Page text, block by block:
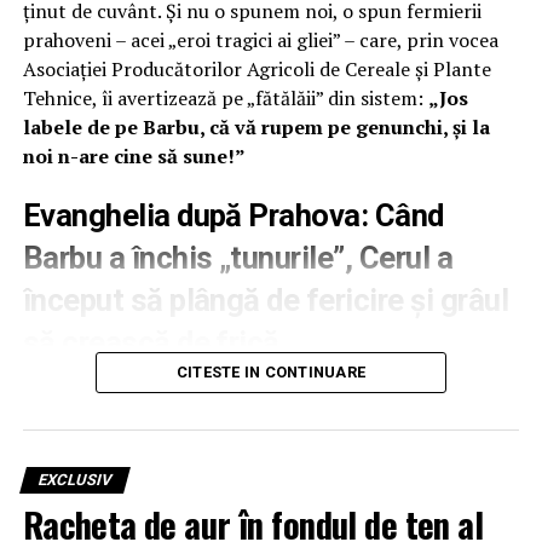
ținut de cuvânt. Și nu o spunem noi, o spun fermierii
prahoveni – acei „eroi tragici ai gliei” – care, prin vocea
Asociației Producătorilor Agricoli de Cereale și Plante
Tehnice, îi avertizează pe „fătălăii” din sistem: „Jos
labele de pe Barbu, că vă rupem pe genunchi, și la
noi n-are cine să sune!”
Evanghelia după Prahova: Când
Barbu a închis „tunurile”, Cerul a
început să plângă de fericire și grâul
să crească de frică
Cea mai mare realizare a lui Florin Barbu nu e vreo
antigrindină. Ani de zile, „Mafia Iodurii” ne-a vândut
iluzia că ne apără de gheață, în timp ce singura lor
performanță era să pârjolească pământul și să alunge
CITESTE IN CONTINUARE
EXCLUSIV
Racheta de aur în fondul de ten al